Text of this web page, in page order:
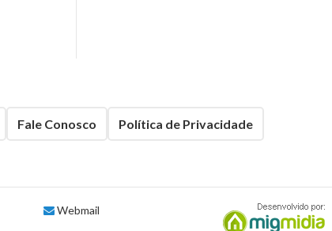
Fale Conosco Política de Privacidade
Webmail